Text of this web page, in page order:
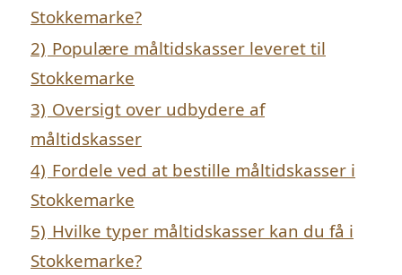
Stokkemarke?
2) Populære måltidskasser leveret til
Stokkemarke
3) Oversigt over udbydere af
måltidskasser
4) Fordele ved at bestille måltidskasser i
Stokkemarke
5) Hvilke typer måltidskasser kan du få i
Stokkemarke?